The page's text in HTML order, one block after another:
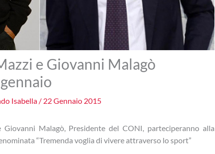
e Giovanni Malagò
Isabella / 22 Gennaio 2015
Malagò, Presidente del CONI, parteciperanno alla
“Tremenda voglia di vivere attraverso lo sport”